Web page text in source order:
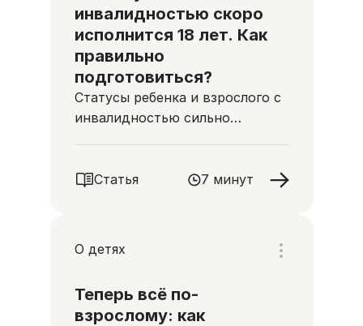
инвалидностью скоро
исполнится 18 лет. Как
правильно
подготовиться?
Статусы ребенка и взрослого с
инвалидностью сильно
Статья 7 минут
О детях
Теперь всё по-
взрослому: как